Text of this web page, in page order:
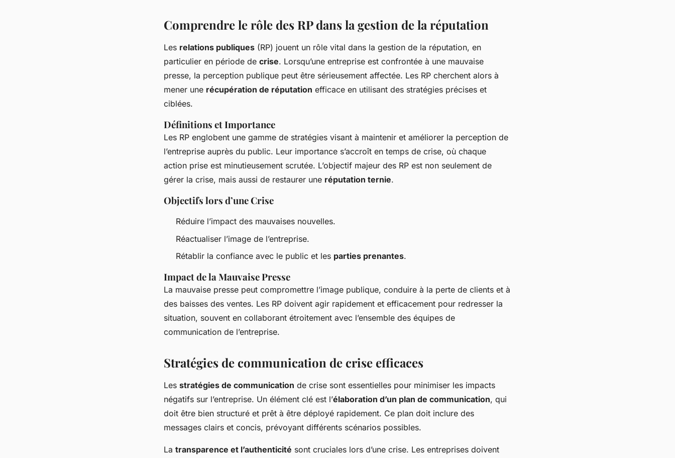
Comprendre le rôle des RP dans la gestion de la réputation
Les relations publiques (RP) jouent un rôle vital dans la gestion de la réputation, en
particulier en période de crise. Lorsqu’une entreprise est confrontée à une mauvaise
presse, la perception publique peut être sérieusement affectée. Les RP cherchent alors à
mener une récupération de réputation efficace en utilisant des stratégies précises et
ciblées.
Définitions et Importance
Les RP englobent une gamme de stratégies visant à maintenir et améliorer la perception de
l’entreprise auprès du public. Leur importance s’accroît en temps de crise, où chaque
action prise est minutieusement scrutée. L’objectif majeur des RP est non seulement de
gérer la crise, mais aussi de restaurer une réputation ternie.
Objectifs lors d’une Crise
Réduire l’impact des mauvaises nouvelles.
Réactualiser l’image de l’entreprise.
Rétablir la confiance avec le public et les parties prenantes.
Impact de la Mauvaise Presse
La mauvaise presse peut compromettre l’image publique, conduire à la perte de clients et à
des baisses des ventes. Les RP doivent agir rapidement et efficacement pour redresser la
situation, souvent en collaborant étroitement avec l’ensemble des équipes de
communication de l’entreprise.
Stratégies de communication de crise efficaces
Les stratégies de communication de crise sont essentielles pour minimiser les impacts
négatifs sur l’entreprise. Un élément clé est l’élaboration d’un plan de communication, qui
doit être bien structuré et prêt à être déployé rapidement. Ce plan doit inclure des
messages clairs et concis, prévoyant différents scénarios possibles.
La transparence et l’authenticité sont cruciales lors d’une crise. Les entreprises doivent